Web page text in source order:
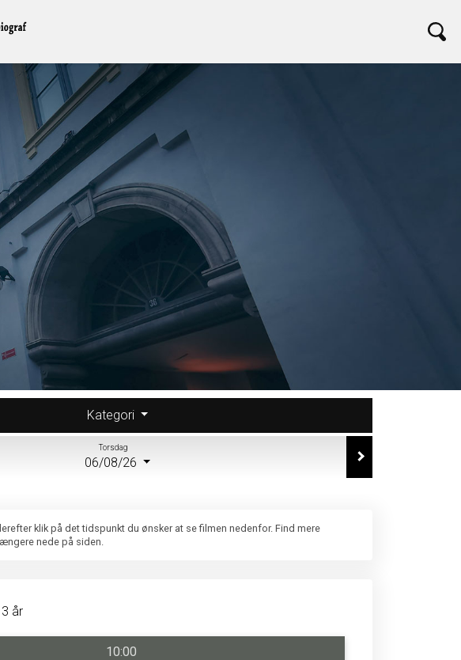
Kategori
Torsdag
06/08/26
klik på det tidspunkt du ønsker at se filmen nedenfor. Find mere
nede på siden.
år
10:00